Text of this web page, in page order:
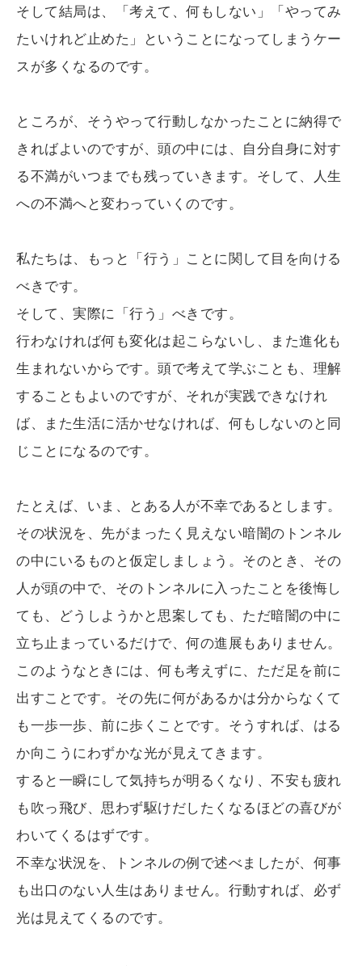
そして結局は、「考えて、何もしない」「やってみ
たいけれど止めた」ということになってしまうケー
スが多くなるのです。
ところが、そうやって行動しなかったことに納得で
きればよいのですが、頭の中には、自分自身に対す
る不満がいつまでも残っていきます。そして、人生
への不満へと変わっていくのです。
私たちは、もっと「行う」ことに関して目を向ける
べきです。
そして、実際に「行う」べきです。
行わなければ何も変化は起こらないし、また進化も
生まれないからです。頭で考えて学ぶことも、理解
することもよいのですが、それが実践できなけれ
ば、また生活に活かせなければ、何もしないのと同
じことになるのです。
たとえば、いま、とある人が不幸であるとします。
その状況を、先がまったく見えない暗闇のトンネル
の中にいるものと仮定しましょう。そのとき、その
人が頭の中で、そのトンネルに入ったことを後悔し
ても、どうしようかと思案しても、ただ暗闇の中に
立ち止まっているだけで、何の進展もありません。
このようなときには、何も考えずに、ただ足を前に
出すことです。その先に何があるかは分からなくて
も一歩一歩、前に歩くことです。そうすれば、はる
か向こうにわずかな光が見えてきます。
すると一瞬にして気持ちが明るくなり、不安も疲れ
も吹っ飛び、思わず駆けだしたくなるほどの喜びが
わいてくるはずです。
不幸な状況を、トンネルの例で述べましたが、何事
も出口のない人生はありません。行動すれば、必ず
光は見えてくるのです。